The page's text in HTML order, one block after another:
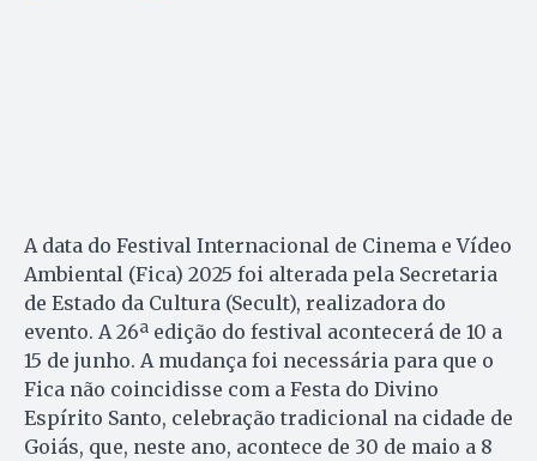
A data do Festival Internacional de Cinema e Vídeo
Ambiental (Fica) 2025 foi alterada pela Secretaria
de Estado da Cultura (Secult), realizadora do
evento. A 26ª edição do festival acontecerá de 10 a
15 de junho. A mudança foi necessária para que o
Fica não coincidisse com a Festa do Divino
Espírito Santo, celebração tradicional na cidade de
Goiás, que, neste ano, acontece de 30 de maio a 8